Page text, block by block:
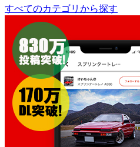
すべてのカテゴリから探す